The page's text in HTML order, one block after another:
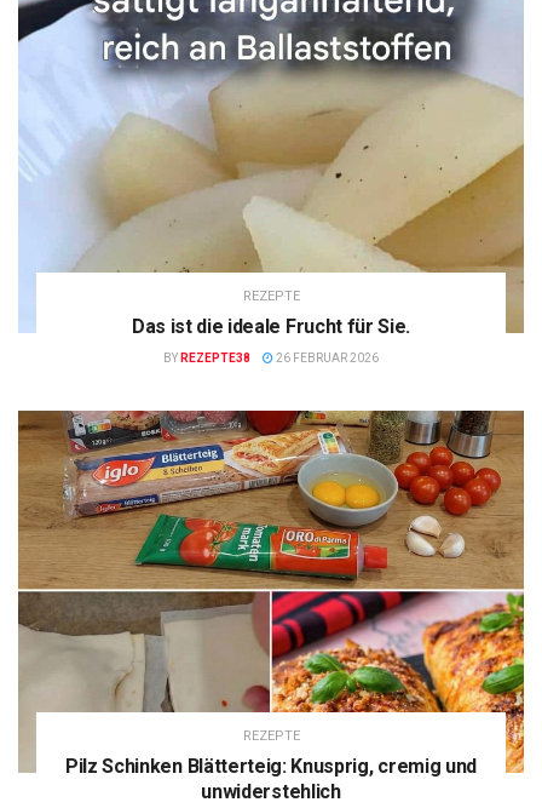
REZEPTE
Das ist die ideale Frucht für Sie.
BY REZEPTE38 26 FEBRUAR 2026
REZEPTE
Pilz Schinken Blätterteig: Knusprig, cremig und
unwiderstehlich